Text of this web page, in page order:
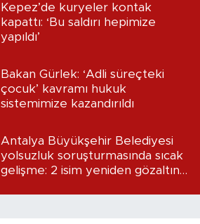
Kepez’de kuryeler kontak
kapattı: ‘Bu saldırı hepimize
yapıldı’
Bakan Gürlek: ‘Adli süreçteki
çocuk’ kavramı hukuk
sistemimize kazandırıldı
Antalya Büyükşehir Belediyesi
yolsuzluk soruşturmasında sıcak
gelişme: 2 isim yeniden gözaltına